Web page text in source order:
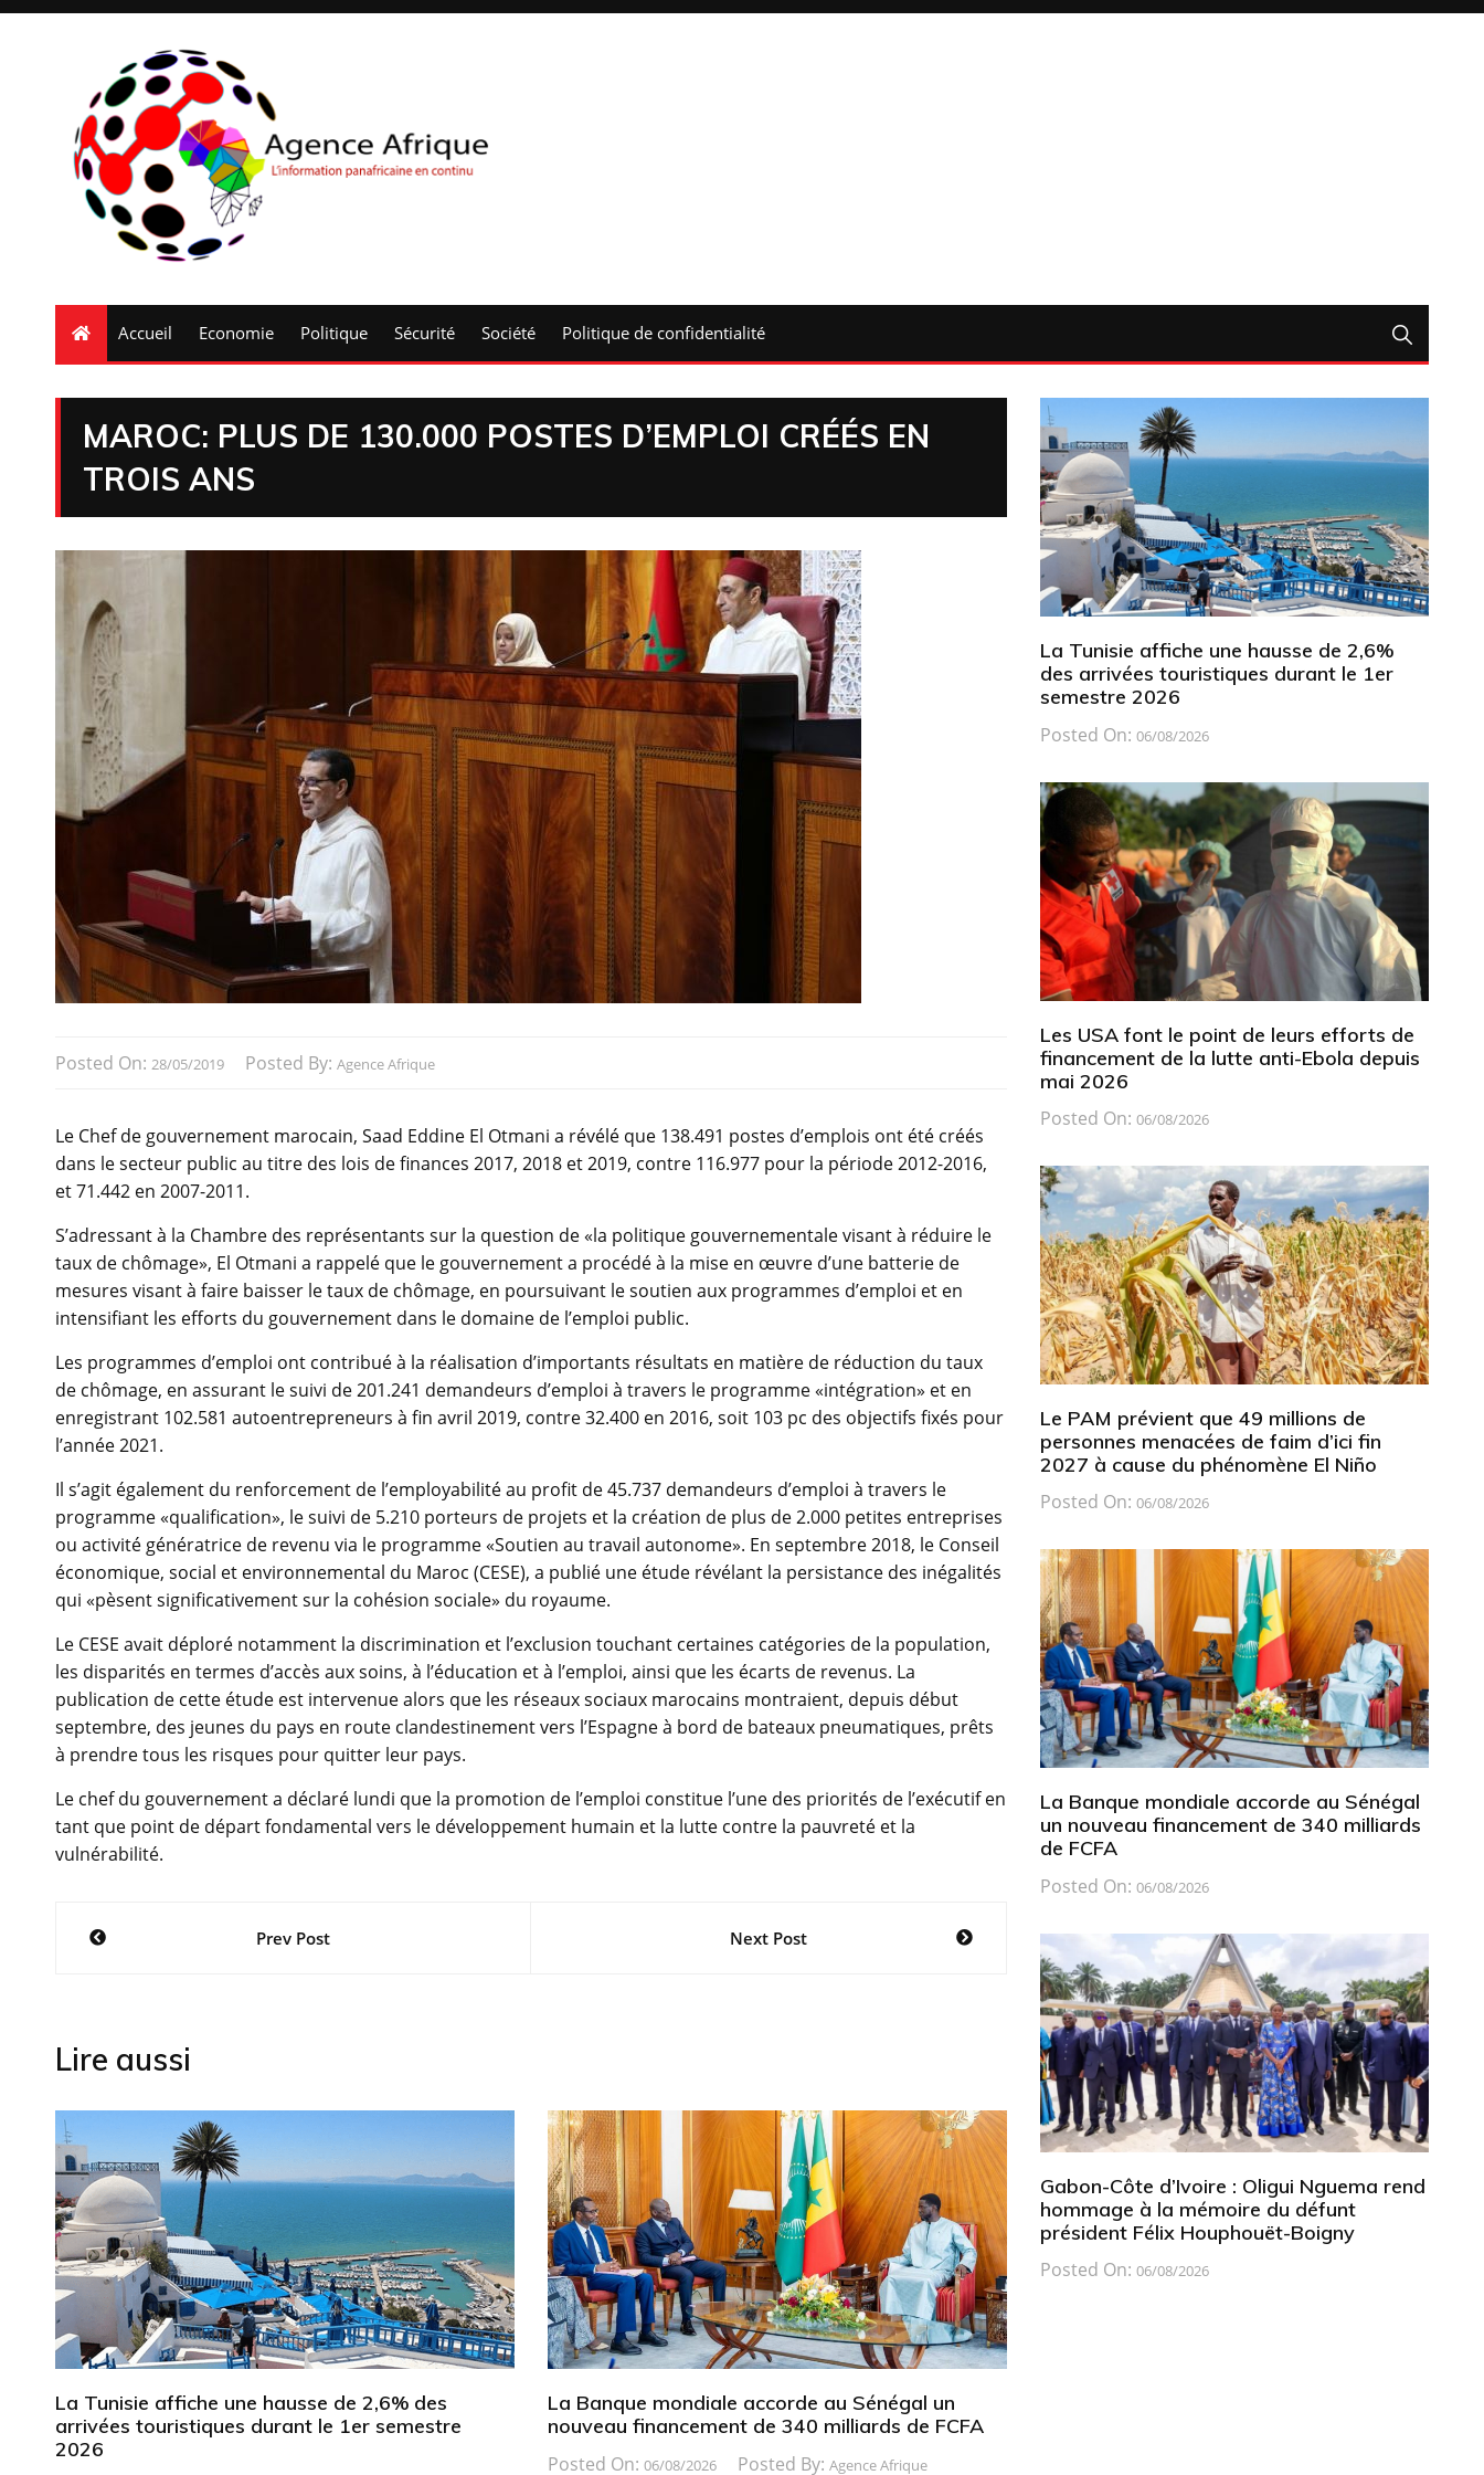
Accueil Economie Politique Sécurité Société Politique de confidentialité
MAROC: PLUS DE 130.000 POSTES D’EMPLOI CRÉÉS EN
TROIS ANS
Posted On: 28/05/2019 Posted By: Agence Afrique
Le Chef de gouvernement marocain, Saad Eddine El Otmani a révélé que 138.491 postes d’emplois ont été créés
dans le secteur public au titre des lois de finances 2017, 2018 et 2019, contre 116.977 pour la période 2012-2016,
et 71.442 en 2007-2011.
S’adressant à la Chambre des représentants sur la question de «la politique gouvernementale visant à réduire le
taux de chômage», El Otmani a rappelé que le gouvernement a procédé à la mise en œuvre d’une batterie de
mesures visant à faire baisser le taux de chômage, en poursuivant le soutien aux programmes d’emploi et en
intensifiant les efforts du gouvernement dans le domaine de l’emploi public.
Les programmes d’emploi ont contribué à la réalisation d’importants résultats en matière de réduction du taux
de chômage, en assurant le suivi de 201.241 demandeurs d’emploi à travers le programme «intégration» et en
enregistrant 102.581 autoentrepreneurs à fin avril 2019, contre 32.400 en 2016, soit 103 pc des objectifs fixés pour
l’année 2021.
Il s’agit également du renforcement de l’employabilité au profit de 45.737 demandeurs d’emploi à travers le
programme «qualification», le suivi de 5.210 porteurs de projets et la création de plus de 2.000 petites entreprises
ou activité génératrice de revenu via le programme «Soutien au travail autonome». En septembre 2018, le Conseil
économique, social et environnemental du Maroc (CESE), a publié une étude révélant la persistance des inégalités
qui «pèsent significativement sur la cohésion sociale» du royaume.
Le CESE avait déploré notamment la discrimination et l’exclusion touchant certaines catégories de la population,
les disparités en termes d’accès aux soins, à l’éducation et à l’emploi, ainsi que les écarts de revenus. La
publication de cette étude est intervenue alors que les réseaux sociaux marocains montraient, depuis début
septembre, des jeunes du pays en route clandestinement vers l’Espagne à bord de bateaux pneumatiques, prêts
à prendre tous les risques pour quitter leur pays.
Le chef du gouvernement a déclaré lundi que la promotion de l’emploi constitue l’une des priorités de l’exécutif en
tant que point de départ fondamental vers le développement humain et la lutte contre la pauvreté et la
vulnérabilité.
NavigationPrev Post Next Post
Lire aussi
La Tunisie affiche une hausse de 2,6% des
arrivées touristiques durant le 1er semestre
2026
La Banque mondiale accorde au Sénégal un
nouveau financement de 340 milliards de FCFA
Posted On: 06/08/2026 Posted By: Agence Afrique
La Tunisie affiche une hausse de 2,6%
des arrivées touristiques durant le 1er
semestre 2026
Posted On: 06/08/2026
Les USA font le point de leurs efforts de
financement de la lutte anti-Ebola depuis
mai 2026
Posted On: 06/08/2026
Le PAM prévient que 49 millions de
personnes menacées de faim d’ici fin
2027 à cause du phénomène El Niño
Posted On: 06/08/2026
La Banque mondiale accorde au Sénégal
un nouveau financement de 340 milliards
de FCFA
Posted On: 06/08/2026
Gabon-Côte d’Ivoire : Oligui Nguema rend
hommage à la mémoire du défunt
président Félix Houphouët-Boigny
Posted On: 06/08/2026